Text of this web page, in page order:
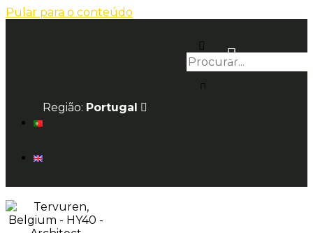
Pular para o conteúdo
Região: Portugal